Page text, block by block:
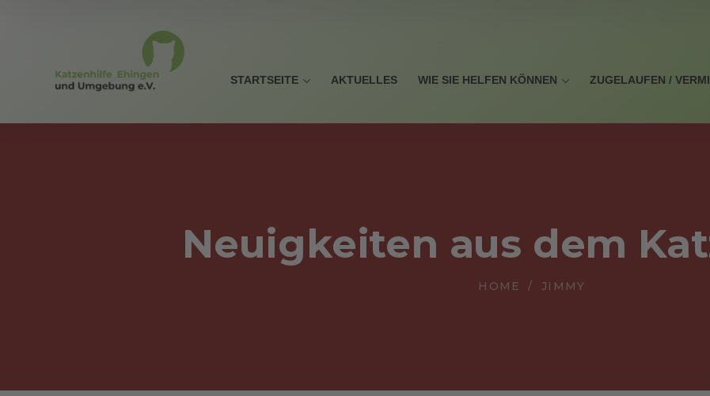
STARTSEITE AKTUELLES WIE SIE HELFEN KÖNNEN ZUGELAUFEN /
HOME JIMMY
Neuigkeiten aus dem